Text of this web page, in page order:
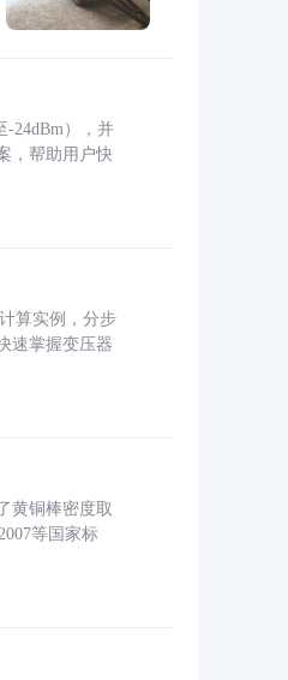
-24dBm），并
，帮助用户快
算实例，分步
速掌握变压器
黄铜棒密度取
等国家标